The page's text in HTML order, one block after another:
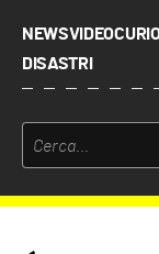
NEWSVIDEO
DISASTRI